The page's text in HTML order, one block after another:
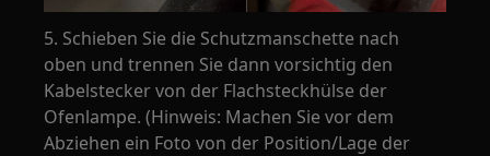
5. Schieben Sie die Schutzmanschette nach
oben und trennen Sie dann vorsichtig den
Kabelstecker von der Flachsteckhülse der
Ofenlampe. (Hinweis: Machen Sie vor dem
Abziehen ein Foto von der Position/Lage der